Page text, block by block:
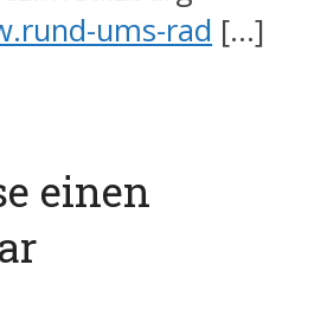
ums-rad […]
einen